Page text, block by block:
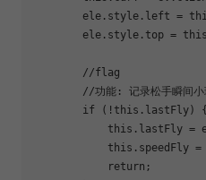
        ele.style.left =
        ele.style.top =
this
//flag
//功能: 记录松手瞬间小
if (! this .lastFly) {
this .lastFly =
this .speedFly =
return ;